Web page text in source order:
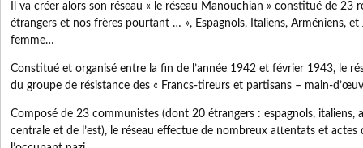
Il va créer alors son réseau « le réseau Manouchian » constitué de 23
étrangers et nos frères pourtant … », Espagnols, Italiens, Arméniens,
femme…
Constitué et organisé entre la fin de l’année 1942 et février 1943, le
du groupe de résistance des « Francs-tireurs et partisans – main-
Composé de 23 communistes (dont 20 étrangers : espagnols, italiens,
centrale et de l’est), le réseau effectue de nombreux attentats et actes